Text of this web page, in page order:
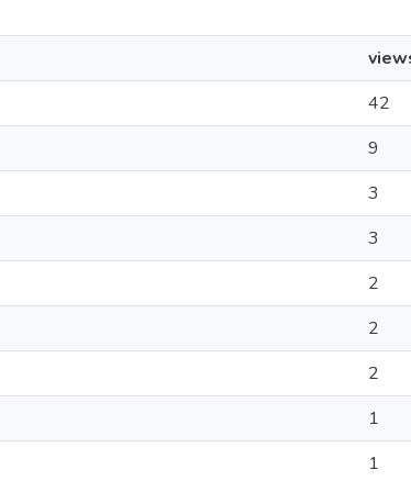
42
9
3
3
2
2
2
1
1